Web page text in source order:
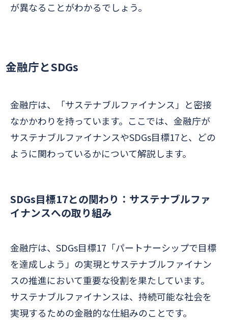
が異なることがわかるでしょう。
金融庁とSDGs
金融庁は、「サステナブルファイナンス」と密接
なかかわりを持っています。ここでは、金融庁が
サステナブルファイナンスやSDGs目標17と、どの
ように関わっているかについて解説します。
SDGs目標17との関わり：サステナブルファ
イナンスへの取り組み
金融庁は、SDGs目標17「パートナーシップで目標
を達成しよう」の実現とサステナブルファイナン
スの推進において重要な役割を果たしています。
サステナブルファイナンスは、持続可能な社会を
実現するための金融的な仕組みのことです。